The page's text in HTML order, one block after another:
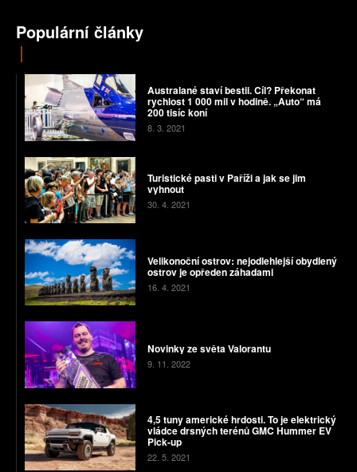
Populární články
Australané staví bestii. Cíl? Překonat
rychlost 1 000 mil v hodině. „Auto“ má
200 tisíc koní
8. 3. 2021
Turistické pasti v Paříži a jak se jim
vyhnout
30. 4. 2021
Velikonoční ostrov: nejodlehlejší obydlený
ostrov je opředen záhadami
16. 4. 2021
Novinky ze světa Valorantu
9. 11. 2022
4,5 tuny americké hrdosti. To je elektrický
vládce drsných terénů GMC Hummer EV
Pick-up
22. 5. 2021